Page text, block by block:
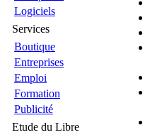
Logiciels
Services
Boutique
Entreprises
Emploi
Formation
Publicité
Etude du Libre